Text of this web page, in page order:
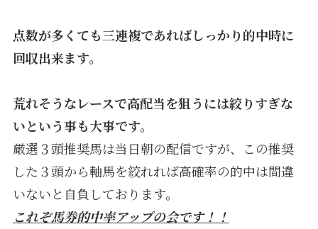
点数が多くても三連複であればしっかり的中時に
回収出来ます。
荒れそうなレースで高配当を狙うには絞りすぎな
いという事も大事です。
厳選３頭推奨馬は当日朝の配信ですが、この推奨
した３頭から軸馬を絞れれば高確率の的中は間違
いないと自負しております。
これぞ馬券的中率アップの会です！！